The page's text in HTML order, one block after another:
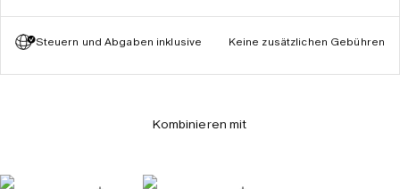
Steuern und Abgaben inklusive Keine zusätzlichen Gebühren
Kombinieren mit